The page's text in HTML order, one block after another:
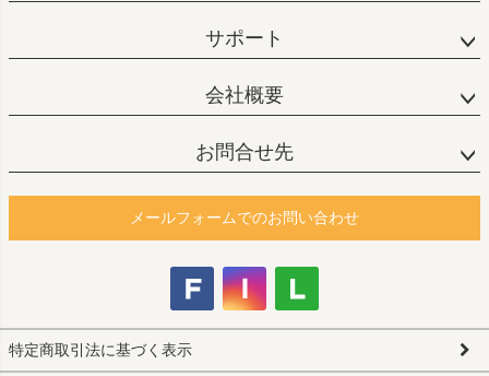
サポート
会社概要
お問合せ先
メールフォームでのお問い合わせ
特定商取引法に基づく表示